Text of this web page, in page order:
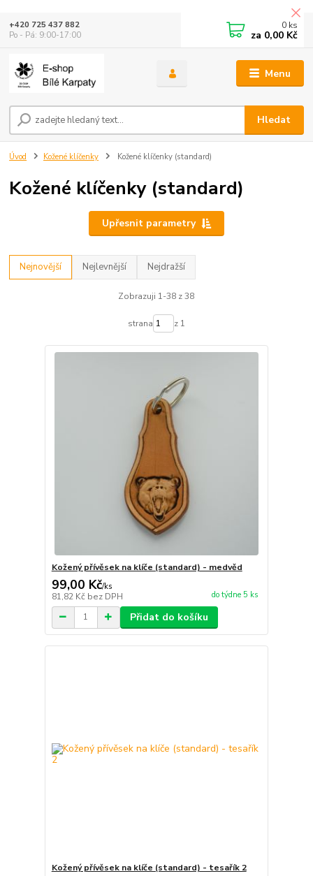
Menu
Hledat
+420 725 437 882
Po - Pá: 9:00-17:00
0 ks
za 0,00 Kč
Úvod Kožené klíčenky Kožené klíčenky (standard)
Kožené klíčenky (standard)
Upřesnit parametry
Nejnovější Nejlevnější Nejdražší
Zobrazuji 1-38 z 38
strana z 1
Kožený přívěsek na klíče (standard) - medvěd
99,00 Kč/ks
81,82 Kč bez DPH do týdne 5 ks
Přidat do košíku
Kožený přívěsek na klíče (standard) - tesařík 2